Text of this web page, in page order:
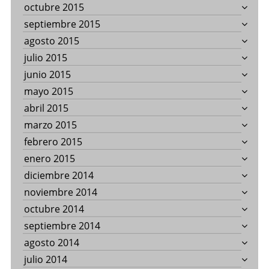
octubre 2015
septiembre 2015
agosto 2015
julio 2015
junio 2015
mayo 2015
abril 2015
marzo 2015
febrero 2015
enero 2015
diciembre 2014
noviembre 2014
octubre 2014
septiembre 2014
agosto 2014
julio 2014